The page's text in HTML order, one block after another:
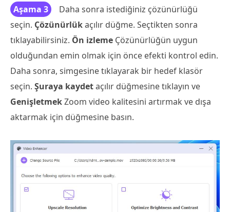
Aşama 3
Daha sonra istediğiniz çözünürlüğü
seçin. Çözünürlükaçılır düğme. Seçtikten sonra
tıklayabilirsiniz. Ön izleme Çözünürlüğün uygun
olduğundan emin olmak için önce efekti kontrol edin.
Daha sonra, simgesine tıklayarak bir hedef klasör
seçin. Şuraya kaydetaçılır düğmesine tıklayın ve
GenişletmekZoom video kalitesini artırmak ve dışa
aktarmak için düğmesine basın.